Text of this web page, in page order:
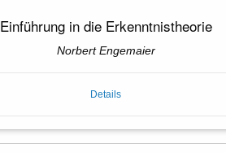
Einführung in die Erkenntnistheorie
Norbert Engemaier
Details